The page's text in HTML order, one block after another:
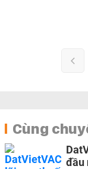
Cùng
đầu